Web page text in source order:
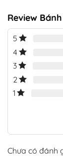
Review
5
4
3
2
1
Chưa có đánh